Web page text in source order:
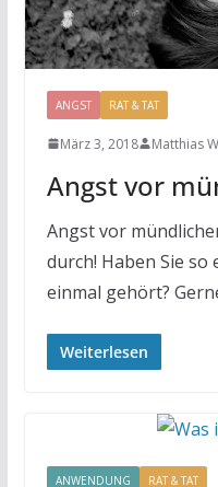
ANGST RAT & TAT
März 3, 2018 Matthias
Angst vor
Angst vor
durch! Haben Sie so
einmal gehört?
Weiterlesen
ANWENDUNG RAT & TAT